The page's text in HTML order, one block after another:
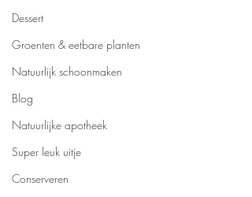
Dessert
Groenten & eetbare planten
Natuurlijk schoonmaken
Blog
Natuurlijke apotheek
Super leuk uitje
Conserveren